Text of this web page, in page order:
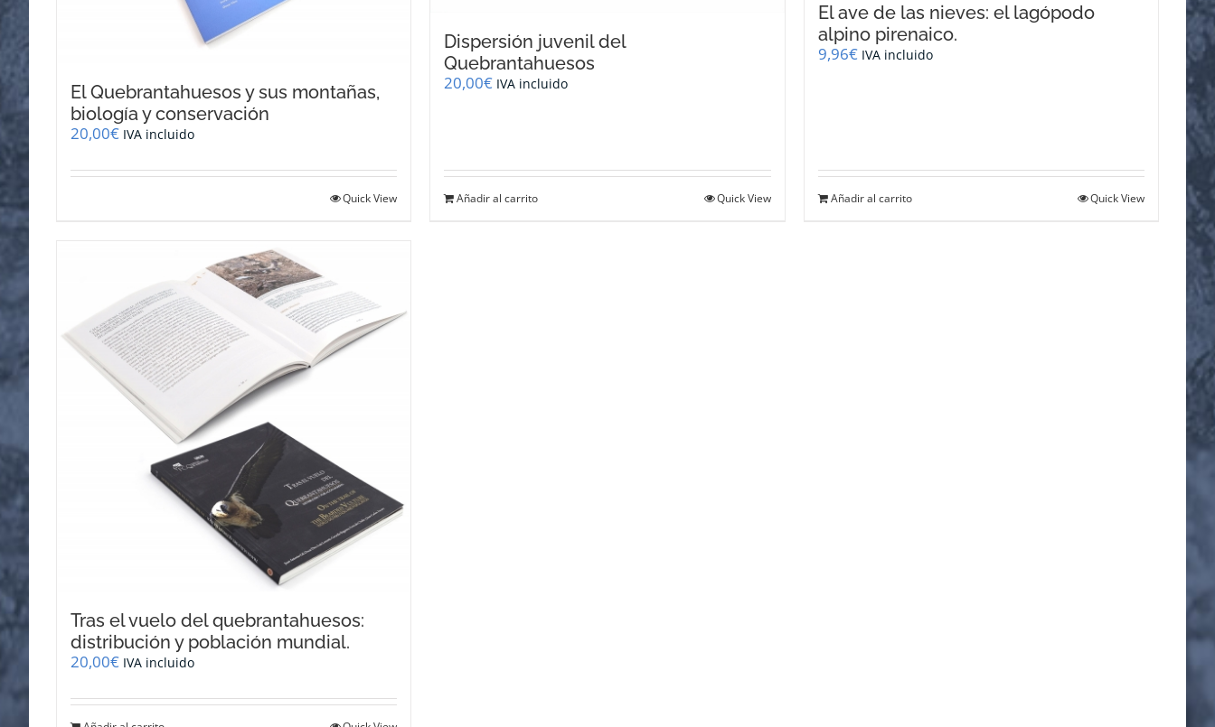
El Quebrantahuesos y sus montañas,
biología y conservación
20,00€ IVA incluido
Quick View
Dispersión juvenil del
Quebrantahuesos
20,00€ IVA incluido
Añadir al carrito Quick View
El ave de las nieves: el lagópodo
alpino pirenaico.
9,96€ IVA incluido
Añadir al carrito Quick View
Tras el vuelo del quebrantahuesos:
distribución y población mundial.
20,00€ IVA incluido